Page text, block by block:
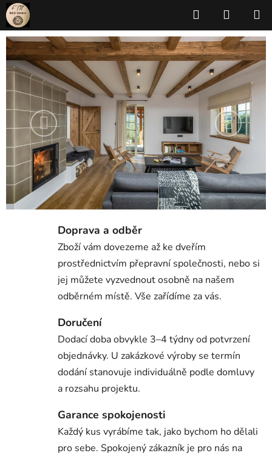
Přejít
na
obsah
Hledat
KOŠÍK
V
í
t
e
j
t
e
v
Předchozí
Doprava a odběr
Zboží vám dovezeme až ke dveřím
prostřednictvím přepravní společnosti, nebo si
jej můžete vyzvednout osobně na našem
odběrném místě. Vše zařídíme za vás.
Doručení
Dodací doba obvykle 3–4 týdny od potvrzení
objednávky. U zakázkové výroby se termín
dodání stanovuje individuálně podle domluvy
a rozsahu projektu.
Garance spokojenosti
Každý kus vyrábíme tak, jako bychom ho dělali
pro sebe. Spokojený zákazník je pro nás na